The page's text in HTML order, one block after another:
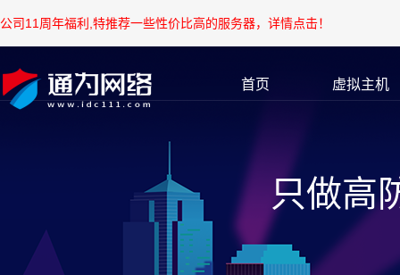
公司11周年福利,特推荐一些性价比高的服务器，详情点击！
首页 虚拟主机
只做高